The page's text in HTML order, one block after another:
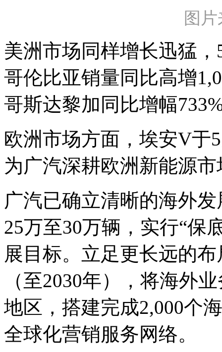
图
美洲市场同样增长迅猛
哥伦比亚销量同比高增
哥斯达黎加同比增幅
欧洲市场方面，埃安V于
为广汽深耕欧洲新能源
广汽已确立清晰的海外
25万至30万辆，实行“保
展目标。立足更长远的
（至2030年），将海外
地区，搭建完成2,000个
全球化营销服务网络。